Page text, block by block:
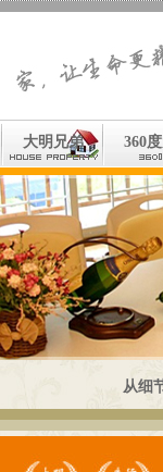
大明兄弟 360
从细